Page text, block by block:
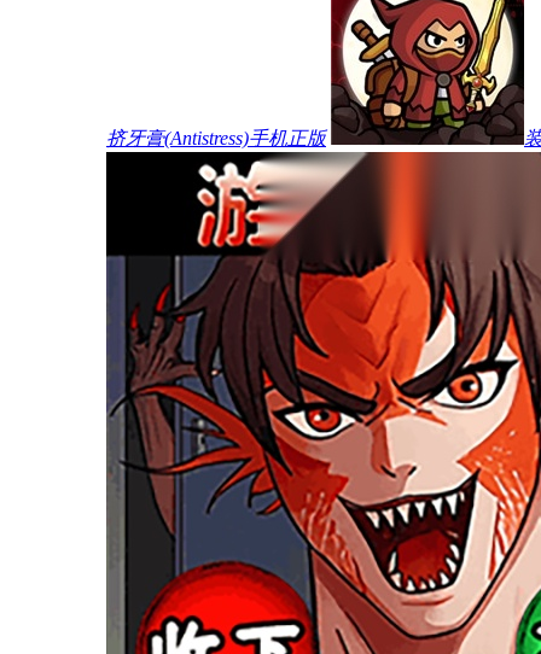
挤牙膏(Antistress)手机正版